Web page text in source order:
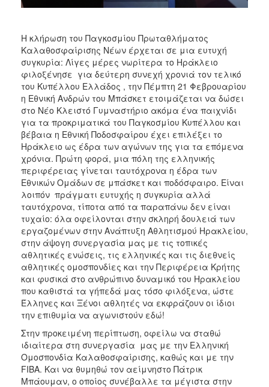
Η κλήρωση του Παγκοσμίου Πρωταθλήματος
Καλαθοσφαίρισης Νέων έρχεται σε μια ευτυχή
συγκυρία: Λίγες μέρες νωρίτερα το Ηράκλειο
φιλοξένησε για δεύτερη συνεχή χρονιά τον τελικό
του Κυπέλλου Ελλάδος , την Πέμπτη 21 Φεβρουαρίου
η Εθνική Ανδρών του Μπάσκετ ετοιμάζεται να δώσει
στο Νέο Κλειστό Γυμναστήριο ακόμα ένα παιχνίδι
για τα προκριματικά του Παγκοσμίου Κυπέλλου και
βέβαια η Εθνική Ποδοσφαίρου έχει επιλέξει το
Ηράκλειο ως έδρα των αγώνων της για τα επόμενα
χρόνια. Πρώτη φορά, μια πόλη της ελληνικής
περιφέρειας γίνεται ταυτόχρονα η έδρα των
Εθνικών Ομάδων σε μπάσκετ και ποδόσφαιρο. Είναι
λοιπόν πράγματι ευτυχής η συγκυρία αλλά
ταυτόχρονα, τίποτα από τα παραπάνω δεν είναι
τυχαίο: όλα οφείλονται στην σκληρή δουλειά των
εργαζομένων στην Ανάπτυξη Αθλητισμού Ηρακλείου,
στην άψογη συνεργασία μας με τις τοπικές
αθλητικές ενώσεις, τις ελληνικές και τις διεθνείς
αθλητικές ομοσπονδίες και την Περιφέρεια Κρήτης
και φυσικά στο ανθρώπινο δυναμικό του Ηρακλείου
που καθιστά τα γήπεδά μας τόσο φιλόξενα, ώστε
Έλληνες και Ξένοι αθλητές να εκφράζουν οι ίδιοι
την επιθυμία να αγωνιστούν εδώ!
Στην προκειμένη περίπτωση, οφείλω να σταθώ
ιδιαίτερα στη συνεργασία μας με την Ελληνική
Ομοσπονδία Καλαθοσφαίρισης, καθώς και με την
FIBA. Και να θυμηθώ τον αείμνηστο Πάτρικ
Μπάουμαν, ο οποίος συνέβαλλε τα μέγιστα στην